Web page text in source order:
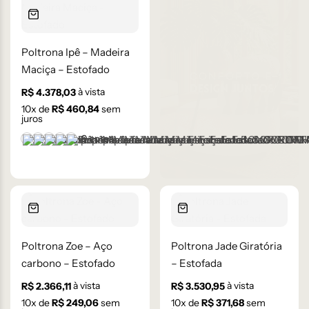
Poltrona Ipê – Madeira
Maciça – Estofado
R$4.378,03à vista
10x deR$460,84sem
juros
BOUCLE OFF-WHITE 108 – D
CORINO MARROM CLARO 105 – C
CORINO MARROM ESCURO 106 – C
CORINO PRETO 93 – C
LINHO AVELUDADO CINZA CLARO - 59-B
+9 cores
Poltrona Zoe – Aço
carbono – Estofado
R$2.366,11à vista
10x deR$249,06sem
Poltrona Jade Giratória
– Estofada
R$3.530,95à vista
10x deR$371,68sem